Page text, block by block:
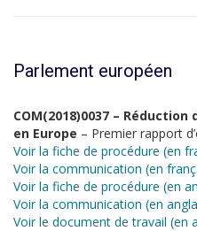
Parlement européen
COM(2018)0037 –
en Europe – Premier rapport
Voir la fiche de procédure (en
Voir la communication (en
Voir la fiche de procédure (en
Voir la communication (en
Voir le document de travail (en